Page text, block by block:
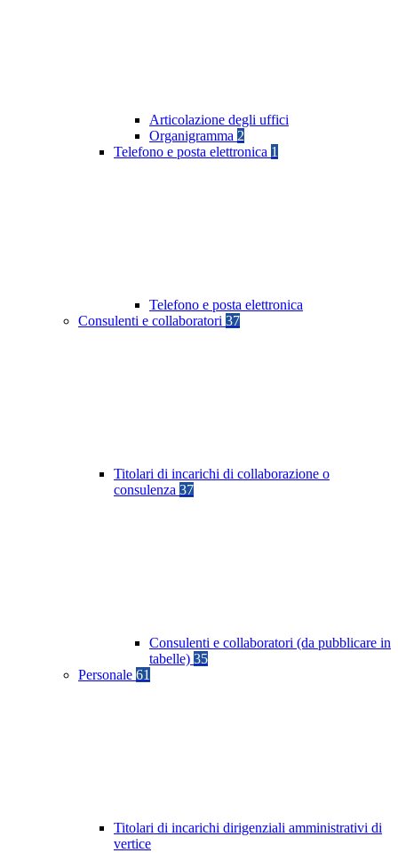
Articolazione degli uffici
Organigramma 2
Telefono e posta elettronica 1
Telefono e posta elettronica
Consulenti e collaboratori 37
Titolari di incarichi di collaborazione o
consulenza 37
Consulenti e collaboratori (da pubblicare in
tabelle) 35
Personale 61
Titolari di incarichi dirigenziali amministrativi di
vertice